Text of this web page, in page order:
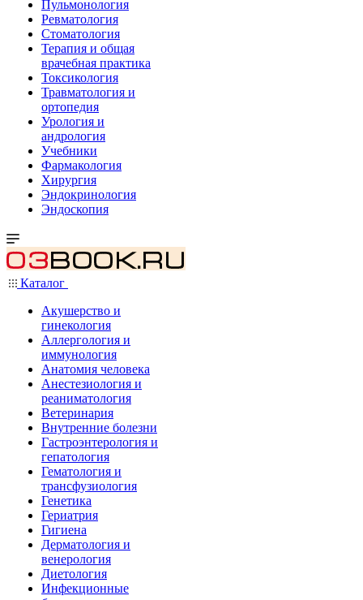
Пульмонология
Ревматология
Стоматология
Терапия и общая
врачебная практика
Токсикология
Травматология и
ортопедия
Урология и
андрология
Учебники
Фармакология
Хирургия
Эндокринология
Эндоскопия
Каталог
Акушерство и
гинекология
Аллергология и
иммунология
Анатомия человека
Анестезиология и
реаниматология
Ветеринария
Внутренние болезни
Гастроэнтерология и
гепатология
Гематология и
трансфузиология
Генетика
Гериатрия
Гигиена
Дерматология и
венерология
Диетология
Инфекционные